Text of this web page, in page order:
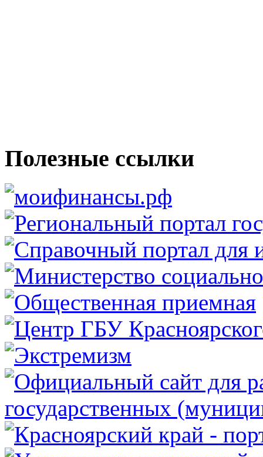
Полезные ссылки